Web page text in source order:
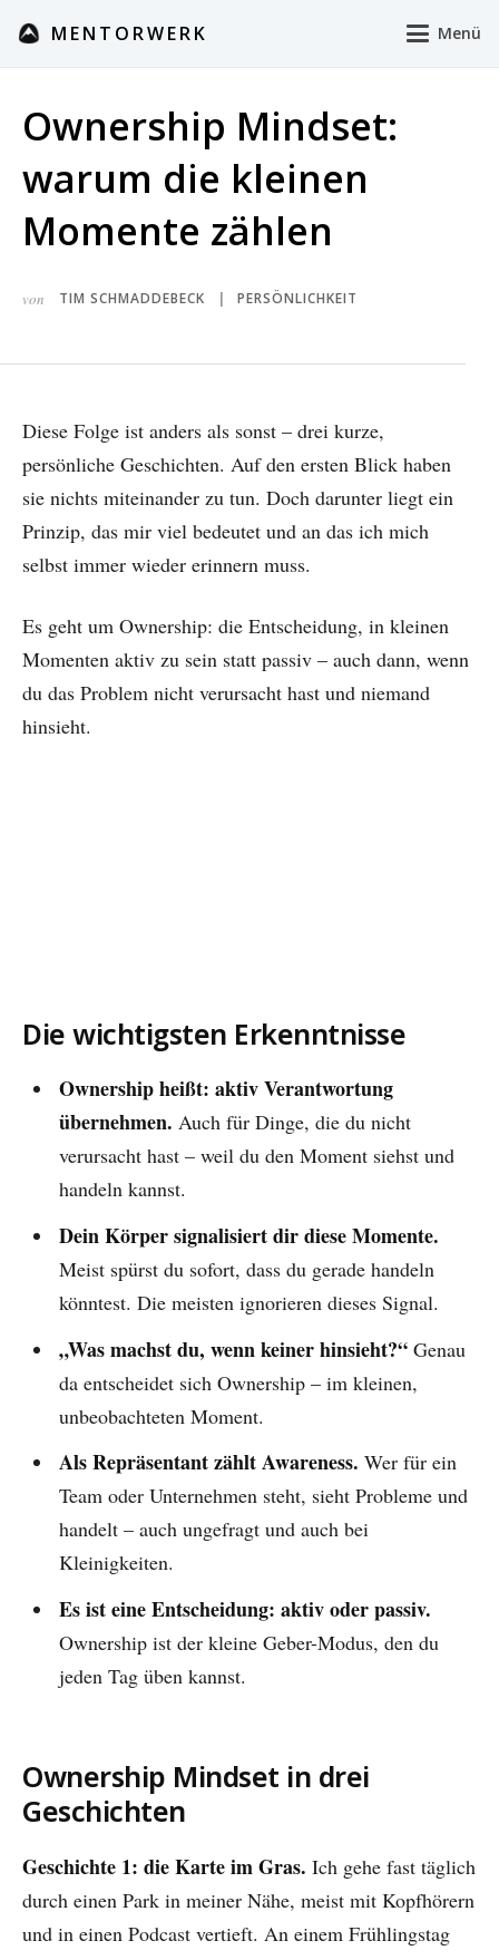
MENTORWERK Menü
Ownership Mindset:
warum die kleinen
Momente zählen
von TIM SCHMADDEBECK PERSÖNLICHKEIT
Diese Folge ist anders als sonst – drei kurze,
persönliche Geschichten. Auf den ersten Blick haben
sie nichts miteinander zu tun. Doch darunter liegt ein
Prinzip, das mir viel bedeutet und an das ich mich
selbst immer wieder erinnern muss.
Es geht um Ownership: die Entscheidung, in kleinen
Momenten aktiv zu sein statt passiv – auch dann, wenn
du das Problem nicht verursacht hast und niemand
hinsieht.
Die wichtigsten Erkenntnisse
Ownership heißt: aktiv Verantwortung
übernehmen. Auch für Dinge, die du nicht
verursacht hast – weil du den Moment siehst und
handeln kannst.
Dein Körper signalisiert dir diese Momente.
Meist spürst du sofort, dass du gerade handeln
könntest. Die meisten ignorieren dieses Signal.
„Was machst du, wenn keiner hinsieht?“Genau
da entscheidet sich Ownership – im kleinen,
unbeobachteten Moment.
Als Repräsentant zählt Awareness. Wer für ein
Team oder Unternehmen steht, sieht Probleme und
handelt – auch ungefragt und auch bei
Kleinigkeiten.
Es ist eine Entscheidung: aktiv oder passiv.
Ownership ist der kleine Geber-Modus, den du
jeden Tag üben kannst.
Ownership Mindset in drei
Geschichten
Geschichte 1: die Karte im Gras. Ich gehe fast täglich
durch einen Park in meiner Nähe, meist mit Kopfhörern
und in einen Podcast vertieft. An einem Frühlingstag